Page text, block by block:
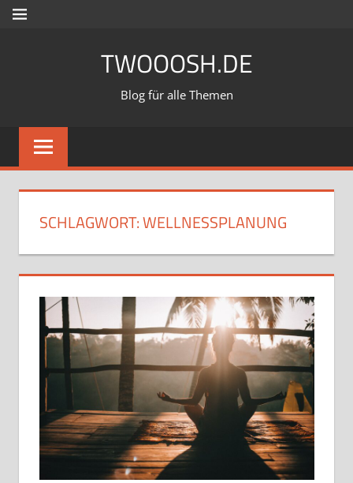
Zum
MENÜ
TWOOOSH.DE
Blog für alle Themen
SCHLAGWORT:WELLNESSPLANUNG